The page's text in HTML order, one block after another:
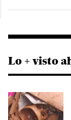
Lo + visto